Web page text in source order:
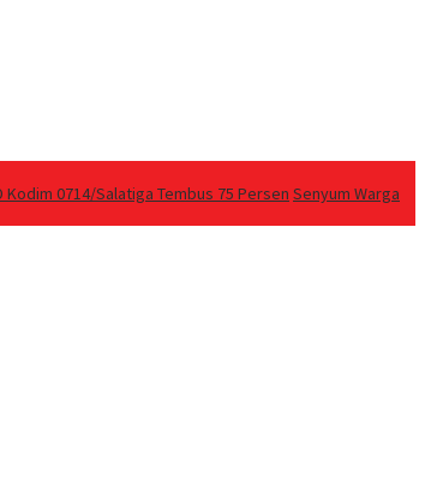
Kodim 0714/Salatiga Tembus 75 Persen Senyum Warga